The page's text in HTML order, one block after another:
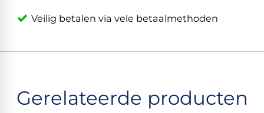
Veilig betalen via vele betaalmethoden
Gerelateerde producten